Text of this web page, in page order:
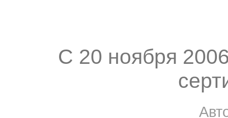
C 20 ноября